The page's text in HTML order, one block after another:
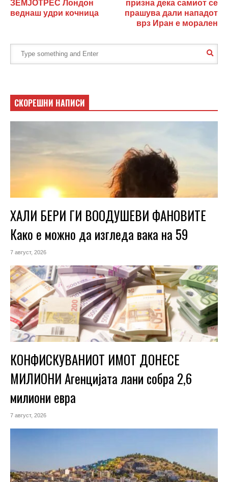
ЗЕМЈОТРЕС Лондон
веднаш удри кочница
призна дека самиот се
прашува дали нападот
врз Иран е морален
СКОРЕШНИ НАПИСИ
ХАЛИ БЕРИ ГИ ВООДУШЕВИ ФАНОВИТЕ
Како е можно да изгледа вака на 59
7 август, 2026
КОНФИСКУВАНИОТ ИМОТ ДОНЕСЕ
МИЛИОНИ Агенцијата лани собра 2,6
милиони евра
7 август, 2026